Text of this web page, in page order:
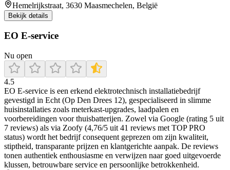
Hemelrijkstraat, 3630 Maasmechelen, België
Bekijk details
EO E-service
Nu open
4.5
EO E‑service is een erkend elektrotechnisch installatiebedrijf
gevestigd in Echt (Op Den Drees 12), gespecialiseerd in slimme
huisinstallaties zoals meterkast-upgrades, laadpalen en
voorbereidingen voor thuisbatterijen. Zowel via Google (rating 5 uit
7 reviews) als via Zoofy (4,76/5 uit 41 reviews met TOP PRO
status) wordt het bedrijf consequent geprezen om zijn kwaliteit,
stiptheid, transparante prijzen en klantgerichte aanpak. De reviews
tonen authentiek enthousiasme en verwijzen naar goed uitgevoerde
klussen, betrouwbare service en persoonlijke betrokkenheid.